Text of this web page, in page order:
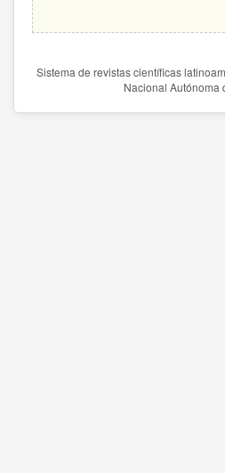
Sistema de revistas científicas
Nacional Autónoma